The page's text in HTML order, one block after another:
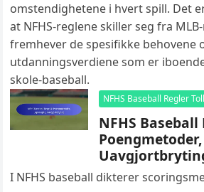
omstendighetene i hvert spill. Det
at NFHS-reglene skiller seg fra
fremhever de spesifikke behovene
utdanningsverdiene som er
skole-baseball.
NFHS Baseball Regler
NFHS Baseball
I NFHS baseball dikterer